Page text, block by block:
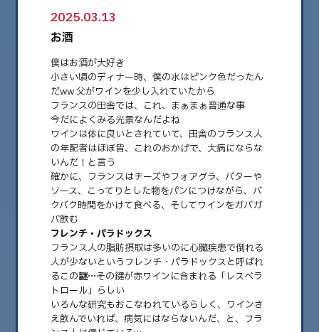
2025.03.13
お酒
2025.03.13
お酒
僕はお酒が大好き
小さい頃のディナー時、僕の水はピンク色だったん
だww 父がワインを少し入れていたから
フランスの田舎では、これ、まぁまぁ普通な事
今だによくみる光景なんだよね
ワインは体に良いとされていて、田舎のフランス人
の年配者はほぼ皆、これのおかげで、大病にならな
いんだ！と言う
確かに、フランスはチーズやフォアグラ、バターや
ソース、こってりとした物をパンにつけながら、バ
クバク時間をかけて食べる、そしてワインをガバガ
バ飲む
フレンチ・パラドックス
フランス人の脂肪摂取は多いのに心臓疾患で倒れる
人が少ないというフレンチ・パラドックスと呼ばれ
るこの謎…その鍵が赤ワインに含まれる「レスベラ
トロール」らしい
いろんな研究もおこなわれているらしく、ワインさ
え飲んでいれば、病気にはならないんだ、と、フラ